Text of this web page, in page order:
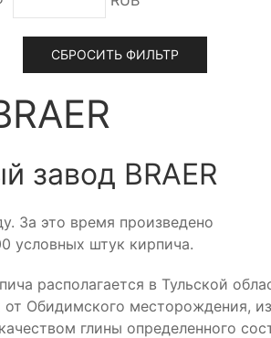
СБРОСИТЬ ФИЛЬТР
завод BRAER
За это время произведено
условных штук кирпича.
располагается в Тульской
от Обидимского месторождения,
глины определенного